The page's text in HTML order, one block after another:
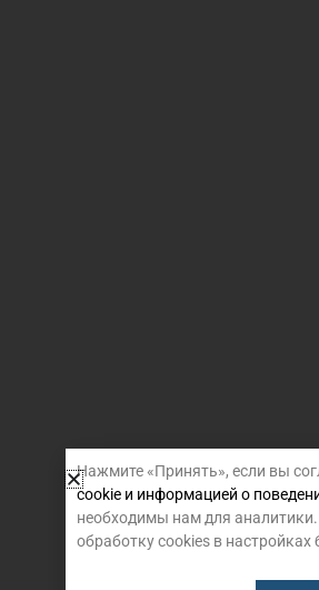
Нажмите «Принять», если вы
cookie и информацией о
необходимы нам для
обработку cookies в настройках